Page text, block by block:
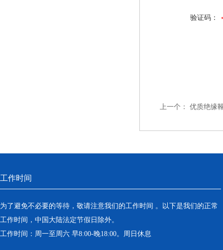
验证码：
上一个： 优质绝缘
工作时间
为了避免不必要的等待，敬请注意我们的工作时间 。以下是我们的正常
工作时间，中国大陆法定节假日除外。
工作时间：周一至周六 早8:00-晚18:00。周日休息